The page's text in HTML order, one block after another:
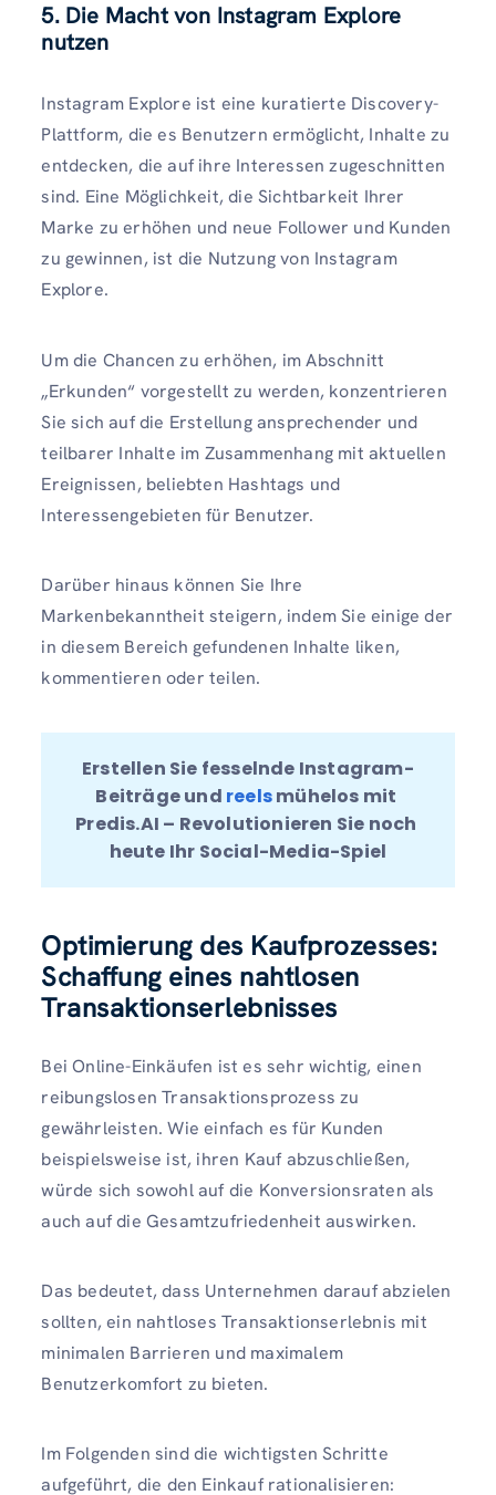
5. Die Macht von Instagram Explore
nutzen
Instagram Explore ist eine kuratierte Discovery-
Plattform, die es Benutzern ermöglicht, Inhalte zu
entdecken, die auf ihre Interessen zugeschnitten
sind. Eine Möglichkeit, die Sichtbarkeit Ihrer
Marke zu erhöhen und neue Follower und Kunden
zu gewinnen, ist die Nutzung von Instagram
Explore.
Um die Chancen zu erhöhen, im Abschnitt
„Erkunden“ vorgestellt zu werden, konzentrieren
Sie sich auf die Erstellung ansprechender und
teilbarer Inhalte im Zusammenhang mit aktuellen
Ereignissen, beliebten Hashtags und
Interessengebieten für Benutzer.
Darüber hinaus können Sie Ihre
Markenbekanntheit steigern, indem Sie einige der
in diesem Bereich gefundenen Inhalte liken,
kommentieren oder teilen.
Erstellen Sie fesselnde Instagram-
Beiträge und reels mühelos mit
Predis.AI – Revolutionieren Sie noch
heute Ihr Social-Media-Spiel
Optimierung des Kaufprozesses:
Schaffung eines nahtlosen
Transaktionserlebnisses
Bei Online-Einkäufen ist es sehr wichtig, einen
reibungslosen Transaktionsprozess zu
gewährleisten. Wie einfach es für Kunden
beispielsweise ist, ihren Kauf abzuschließen,
würde sich sowohl auf die Konversionsraten als
auch auf die Gesamtzufriedenheit auswirken.
Das bedeutet, dass Unternehmen darauf abzielen
sollten, ein nahtloses Transaktionserlebnis mit
minimalen Barrieren und maximalem
Benutzerkomfort zu bieten.
Im Folgenden sind die wichtigsten Schritte
aufgeführt, die den Einkauf rationalisieren: